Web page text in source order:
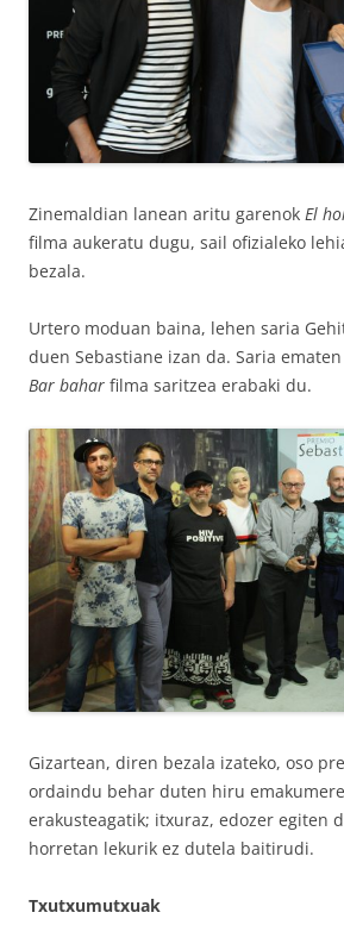
Zinemaldian lanean aritu garenok El
filma aukeratu dugu, sail ofizialeko
bezala.
Urtero moduan baina, lehen saria
duen Sebastiane izan da. Saria
Bar bahar filma saritzea erabaki du.
Gizartean, diren bezala izateko, oso
ordaindu behar duten hiru
erakusteagatik; itxuraz, edozer egiten
horretan lekurik ez dutela baitirudi.
Txutxumutxuak